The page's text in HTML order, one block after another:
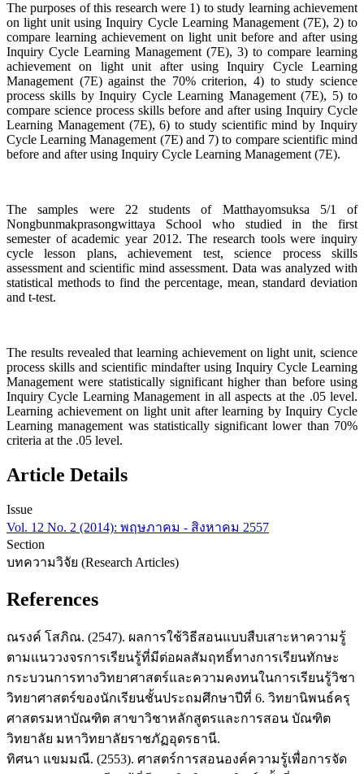
The purposes of this research were 1) to study learning achievement
on light unit using Inquiry Cycle Learning Management (7E), 2) to
compare learning achievement on light unit before and after using
Inquiry Cycle Learning Management (7E), 3) to compare learning
achievement on light unit after using Inquiry Cycle Learning
Management (7E) against the 70% criterion, 4) to study science
process skills by Inquiry Cycle Learning Management (7E), 5) to
compare science process skills before and after using Inquiry Cycle
Learning Management (7E), 6) to study scientific mind by Inquiry
Cycle Learning Management (7E) and 7) to compare scientific mind
before and after using Inquiry Cycle Learning Management (7E).
The samples were 22 students of Matthayomsuksa 5/1 of
Nongbunmakprasongwittaya School who studied in the first
semester of academic year 2012. The research tools were inquiry
cycle lesson plans, achievement test, science process skills
assessment and scientific mind assessment. Data was analyzed with
statistical methods to find the percentage, mean, standard deviation
and t-test.
The results revealed that learning achievement on light unit, science
process skills and scientific mindafter using Inquiry Cycle Learning
Management were statistically significant higher than before using
Inquiry Cycle Learning Management in all aspects at the .05 level.
Learning achievement on light unit after learning by Inquiry Cycle
Learning management was statistically significant lower than 70%
criteria at the .05 level.
Article Details
Issue
Vol. 12 No. 2 (2014): พฤษภาคม - สิงหาคม 2557
Section
บทความวิจัย (Research Articles)
References
ณรงค์ โสภิณ. (2547). ผลการใช้วิธีสอนแบบสืบเสาะหาความรู้
ตามแนววงจรการเรียนรู้ที่มีต่อผลสัมฤทธิ์ทางการเรียนทักษะ
กระบวนการทางวิทยาศาสตร์และความคงทนในการเรียนรู้วิชา
วิทยาศาสตร์ของนักเรียนชั้นประถมศึกษาปีที่ 6. วิทยานิพนธ์ครุ
ศาสตรมหาบัณฑิต สาขาวิชาหลักสูตรและการสอน บัณฑิต
วิทยาลัย มหาวิทยาลัยราชภัฏอุดรธานี.
ทิศนา แขมมณี. (2553). ศาสตร์การสอนองค์ความรู้เพื่อการจัด